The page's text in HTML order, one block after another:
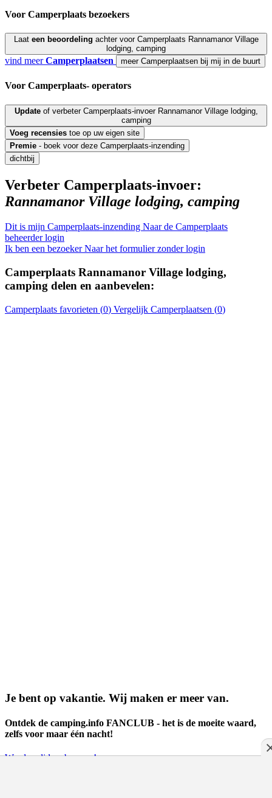
Voor Camperplaats bezoekers
Laat een beoordeling achter voor Camperplaats Rannamanor Village
lodging, camping
vind meerCamperplaatsen meer Camperplaatsen bij mij in de buurt
Voor Camperplaats- operators
Updateof verbeter Camperplaats-invoer Rannamanor Village lodging,
camping
Voeg recensies toe op uw eigen site
Premie - boek voor deze Camperplaats-inzending
dichtbij
Verbeter Camperplaats-invoer:
Rannamanor Village lodging, camping
Dit is mijn Camperplaats-inzending Naar de Camperplaats
beheerder login
Ik ben een bezoekerNaar het formulier zonder login
Camperplaats Rannamanor Village lodging,
camping delen en aanbevelen:
Camperplaats favorieten (0) Vergelijk Camperplaatsen (0)
Je bent op vakantie. Wij maken er meer van.
Ontdek de camping.info FANCLUB - het is de moeite waard,
zelfs voor maar één nacht!
Word nu lid en bespaar!